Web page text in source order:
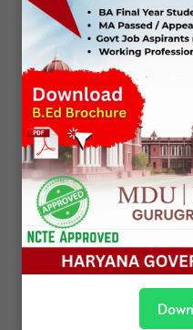
भारतीय लोकतंत्र का भविष्य
निर्भर करता है। विधायी
गुणवत्ता बढ़ाना और संस्थागत
लोकतांत्रिक शासन के लिए
संदर्भ /
Granville Austin –
Cornerstone of a
एम. पी. जैन –Indian